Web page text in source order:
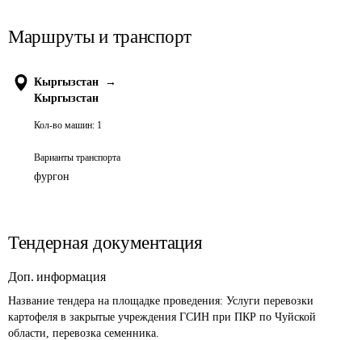
Маршруты и транспорт
Кыргызстан
→
Кыргызстан
Кол-во машин: 1
Варианты транспорта
фургон
Тендерная документация
Доп. информация
Название тендера на площадке проведения: Услуги перевозки
картофеля в закрытые учреждения ГСИН при ПКР по Чуйской
области, перевозка семенника.